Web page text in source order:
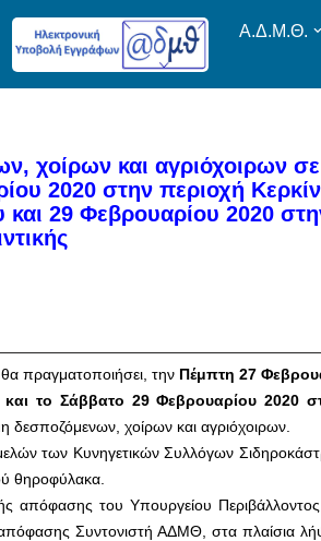
Α.Δ.Μ.Θ.
χοίρων και αγριόχοιρων σε
2020 στην περιοχή
29 Φεβρουαρίου 2020
θα πραγματοποιήσει, την Πέμπτη 27
και το Σάββατο 29 Φεβρουαρίου 2020
δεσποζόμενων, χοίρων και αγριόχοιρων.
των Κυνηγετικών Συλλόγων
θηροφύλακα.
απόφασης του Υπουργείου
Συντονιστή ΑΔΜΘ, στα πλαίσια